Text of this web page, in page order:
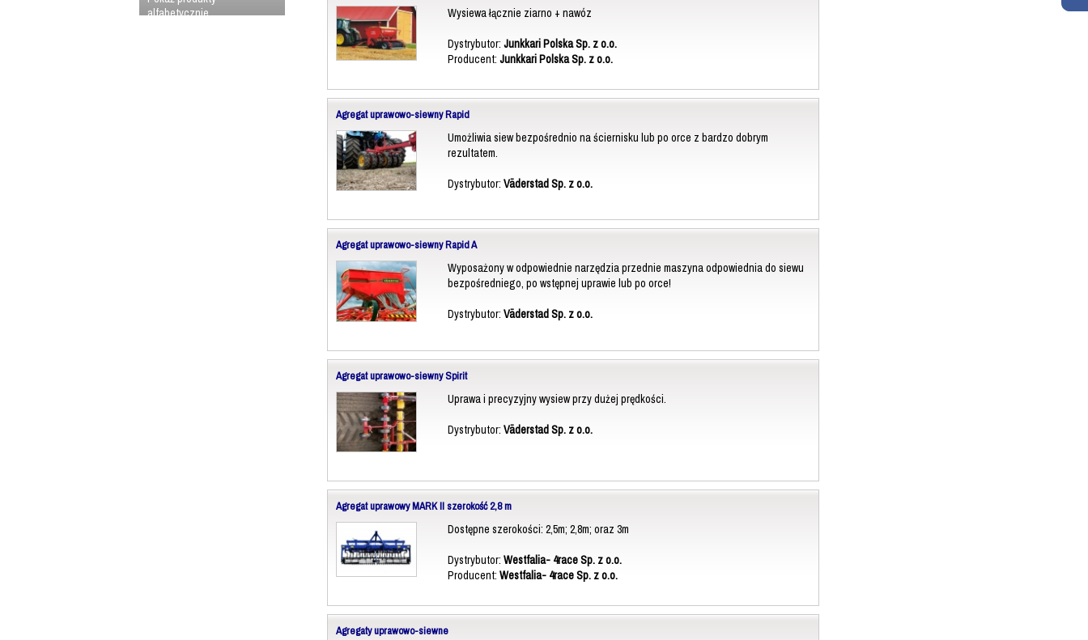
alfabetycznie
Wysiewa łącznie ziarno + nawóz
Dystrybutor: Junkkari Polska Sp. z o.o.
Producent: Junkkari Polska Sp. z o.o.
Agregat uprawowo-siewny Rapid
Umożliwia siew bezpośrednio na ściernisku lub po orce z bardzo dobrym
rezultatem.
Dystrybutor: Väderstad Sp. z o.o.
Agregat uprawowo-siewny Rapid A
Wyposażony w odpowiednie narzędzia przednie maszyna odpowiednia do siewu
bezpośredniego, po wstępnej uprawie lub po orce!
Dystrybutor: Väderstad Sp. z o.o.
Agregat uprawowo-siewny Spirit
Uprawa i precyzyjny wysiew przy dużej prędkości.
Dystrybutor: Väderstad Sp. z o.o.
Agregat uprawowy MARK II szerokość 2,8 m
Dostępne szerokości: 2,5m; 2,8m; oraz 3m
Dystrybutor: Westfalia- 4race Sp. z o.o.
Producent: Westfalia- 4race Sp. z o.o.
Agregaty uprawowo-siewne